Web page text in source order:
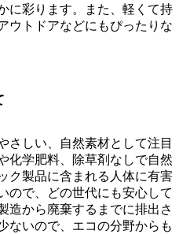
に彩ります。また、軽くて持
ウトドアなどにもぴったりな
さしい、自然素材として注目
化学肥料、除草剤なしで自然
ク製品に含まれる人体に有害
ので、どの世代にも安心して
造から廃棄するまでに排出さ
ないので、エコの分野からも